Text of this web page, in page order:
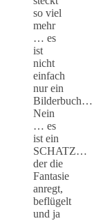
so viel
mehr
… es
ist
nicht
einfach
nur ein
Bilderbuch…
Nein
… es
ist ein
SCHATZ…
der die
Fantasie
anregt,
beflügelt
und ja